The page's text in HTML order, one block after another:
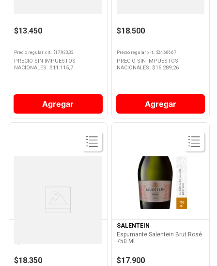
$13.450
Precio regular x lt. : $17.933,33
PRECIO SIN IMPUESTOS
NACIONALES: $11.115,7
Agregar
$18.500
Precio regularx lt. : $24.666,67
PRECIO SIN IMPUESTOS
NACIONALES: $15.289,26
Agregar
Producto
$18.350
Ver
Producto
SALENTEIN
Espumante Salentein Brut Rosé
750 Ml
$17.900